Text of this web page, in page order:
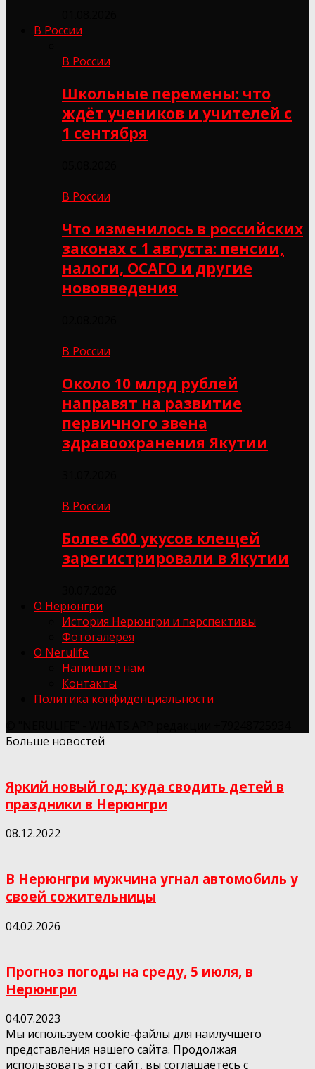
В России
В России
Школьные перемены: что
ждёт учеников и учителей с
1 сентября
В России
Что изменилось в российских
законах с 1 августа: пенсии,
налоги, ОСАГО и другие
нововведения
В России
Около 10 млрд рублей
направят на развитие
первичного звена
здравоохранения Якутии
В России
Более 600 укусов клещей
зарегистрировали в Якутии
О Нерюнгри
История Нерюнгри и перспективы
Фотогалерея
О Nerulife
Напишите нам
Контакты
Политика конфиденциальности
Больше новостей
Яркий новый год: куда сводить детей в
праздники в Нерюнгри
08.12.2022
В Нерюнгри мужчина угнал автомобиль у
своей сожительницы
04.02.2026
Прогноз погоды на среду, 5 июля, в
Нерюнгри
04.07.2023
Мы используем cookie-файлы для наилучшего
представления нашего сайта. Продолжая
использовать этот сайт, вы соглашаетесь с